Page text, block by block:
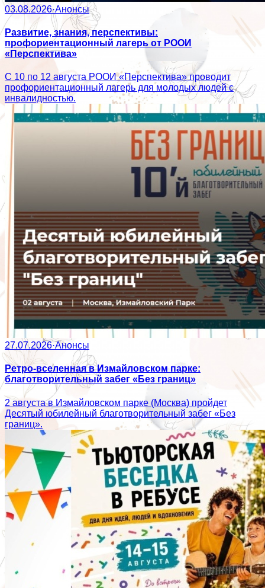
03.08.2026·Анонсы
Развитие, знания, перспективы:
профориентационный лагерь от РООИ
«Перспектива»
С 10 по 12 августа РООИ «Перспектива» проводит
профориентационный лагерь для молодых людей с
инвалидностью.
27.07.2026·Анонсы
Ретро-вселенная в Измайловском парке:
благотворительный забег «Без границ»
2 августа в Измайловском парке (Москва) пройдет
Десятый юбилейный благотворительный забег «Без
границ».